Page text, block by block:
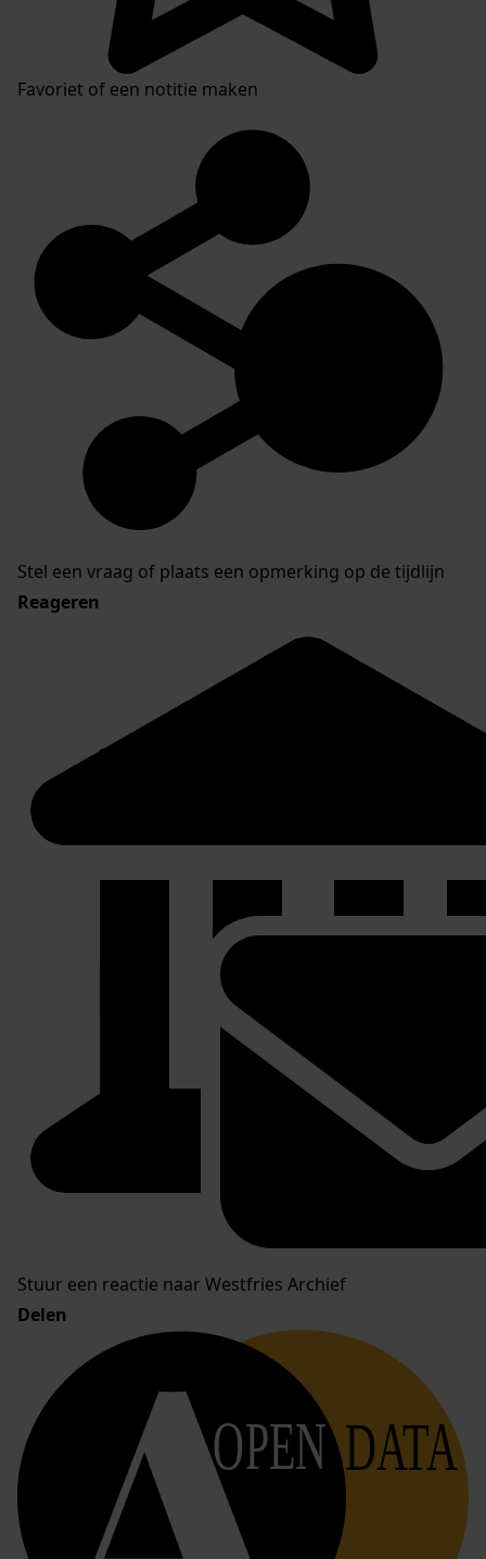
Favoriet of een notitie maken
Stel een vraag of plaats een opmerking op de tijdlijn
Reageren
Stuur een reactie naar Westfries Archief
Delen
OPEN DATA